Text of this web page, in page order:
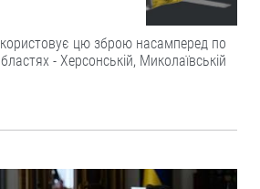
цю зброю насамперед по
- Херсонській, Миколаївській